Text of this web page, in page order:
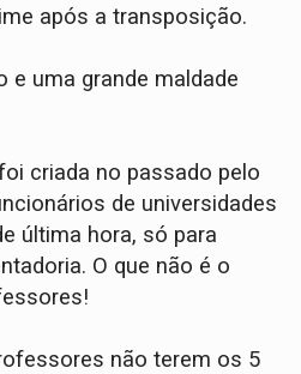
após a transposição.
e uma grande maldade
criada no passado pelo
de universidades
última hora, só para
O que não é o
não terem os 5